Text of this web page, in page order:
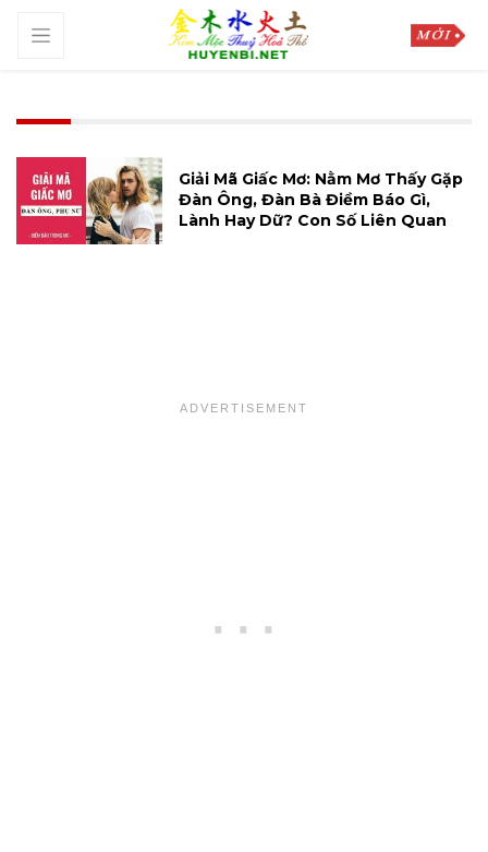
Giải Mã Giấc Mơ: Nằm Mơ Thấy Gặp
Đàn Ông, Đàn Bà Điềm Báo Gì,
Lành Hay Dữ? Con Số Liên Quan